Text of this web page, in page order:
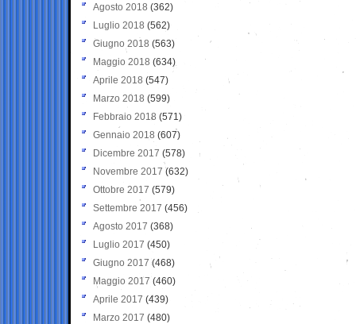
Agosto 2018 (362)
Luglio 2018 (562)
Giugno 2018 (563)
Maggio 2018 (634)
Aprile 2018 (547)
Marzo 2018 (599)
Febbraio 2018 (571)
Gennaio 2018 (607)
Dicembre 2017 (578)
Novembre 2017 (632)
Ottobre 2017 (579)
Settembre 2017 (456)
Agosto 2017 (368)
Luglio 2017 (450)
Giugno 2017 (468)
Maggio 2017 (460)
Aprile 2017 (439)
Marzo 2017 (480)